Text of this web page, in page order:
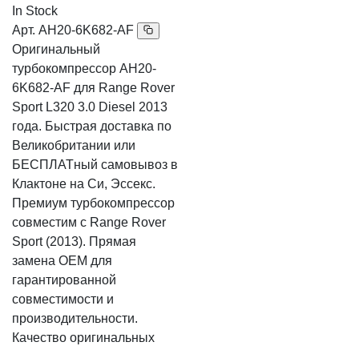
In Stock
Арт. AH20-6K682-AF
Оригинальный
турбокомпрессор AH20-
6K682-AF для Range Rover
Sport L320 3.0 Diesel 2013
года. Быстрая доставка по
Великобритании или
БЕСПЛАТный самовывоз в
Клактоне на Си, Эссекс.
Премиум турбокомпрессор
совместим с Range Rover
Sport (2013). Прямая
замена OEM для
гарантированной
совместимости и
производительности.
Качество оригинальных